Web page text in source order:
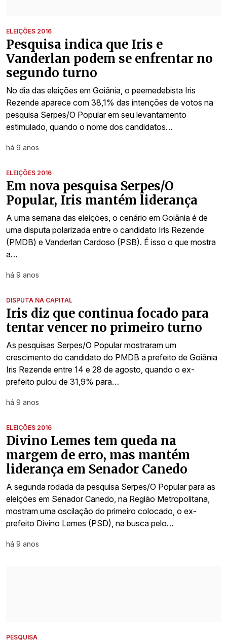
ELEIÇÕES 2016
Pesquisa indica que Iris e
Vanderlan podem se enfrentar no
segundo turno
No dia das eleições em Goiânia, o peemedebista Iris
Rezende aparece com 38,1% das intenções de votos na
pesquisa Serpes/O Popular em seu levantamento
estimulado, quando o nome dos candidatos…
há 9 anos
ELEIÇÕES 2016
Em nova pesquisa Serpes/O
Popular, Iris mantém liderança
A uma semana das eleições, o cenário em Goiânia é de
uma disputa polarizada entre o candidato Iris Rezende
(PMDB) e Vanderlan Cardoso (PSB). É isso o que mostra
a…
há 9 anos
DISPUTA NA CAPITAL
Iris diz que continua focado para
tentar vencer no primeiro turno
As pesquisas Serpes/O Popular mostraram um
crescimento do candidato do PMDB a prefeito de Goiânia
Iris Rezende entre 14 e 28 de agosto, quando o ex-
prefeito pulou de 31,9% para…
há 9 anos
ELEIÇÕES 2016
Divino Lemes tem queda na
margem de erro, mas mantém
liderança em Senador Canedo
A segunda rodada da pesquisa Serpes/O Popular para as
eleições em Senador Canedo, na Região Metropolitana,
mostram uma oscilação do primeiro colocado, o ex-
prefeito Divino Lemes (PSD), na busca pelo…
há 9 anos
PESQUISA